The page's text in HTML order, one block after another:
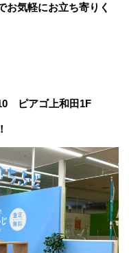
お気軽にお立ち寄りく
アゴ上和田1F